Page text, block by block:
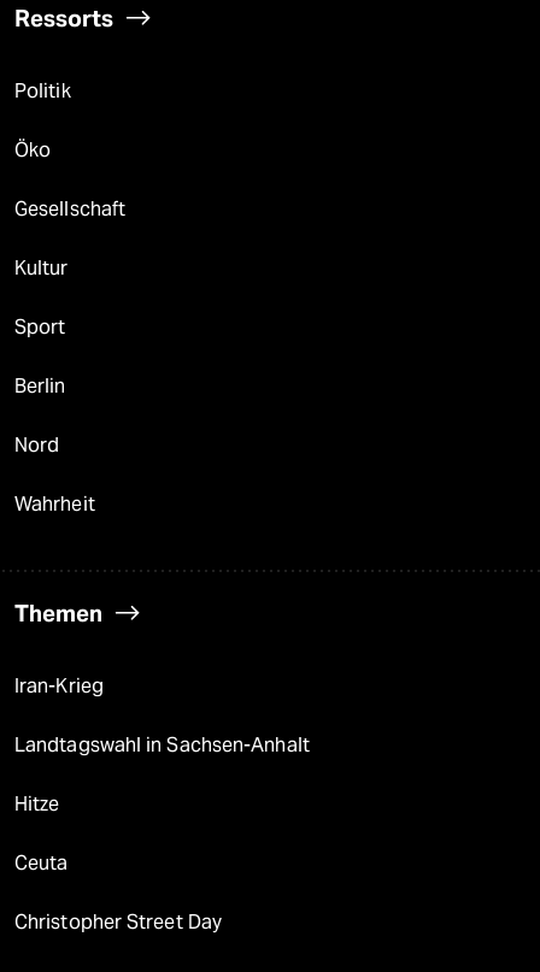
Ressorts
Politik
Öko
Gesellschaft
Kultur
Sport
Berlin
Nord
Wahrheit
Themen
Iran-Krieg
Landtagswahl in Sachsen-Anhalt
Hitze
Ceuta
Christopher Street Day